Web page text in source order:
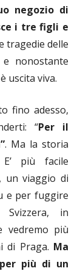
negozio di
i tre figli e
tragedie delle
nonostante
uscita viva.
fino adesso,
“Per il
. Ma la storia
E’ più facile
un viaggio di
e per fuggire
in
vedremo più
di Praga. Ma
più di un